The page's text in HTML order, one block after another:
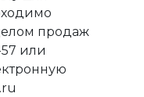
продаж
или